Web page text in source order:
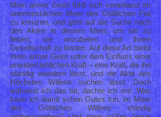
Mein armer Geist fühlt sich veranlasst im
unermesslichen Meer des Göttlichen Fiat
zu kreuzen, und geht auf die Suche nach
den Akten in diesem Meer, um sie zu
lieben, sie anzubeten und ihnen
Gesellschaft zu leisten. Auf diese Art bleibt
mein armer Geist unter dem Einfluss einer
unwiderstehlichen Kraft – eine Kraft, die ihn
ständig wandern lässt, und die Akte des
Höchsten Willens suchen lässt. Doch
während ich das tat, dachte ich mir: Was
kann ich damit schon Gutes tun, im Meer
des Göttlichen Willens ständig